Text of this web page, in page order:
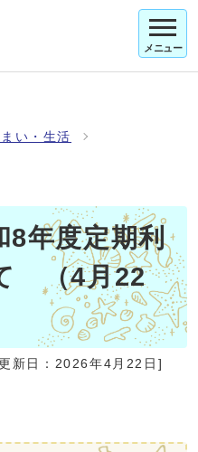
メニュー
い・生活
8年度定期利
（4月22
新日： 2026年4月22日 ]